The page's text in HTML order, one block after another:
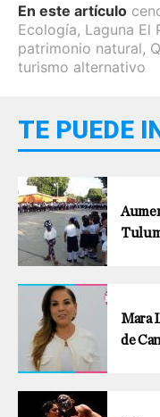
En este artículo
Ecología, Laguna El
patrimonio natural,
turismo alternativo
TE PUEDE
Mara
de